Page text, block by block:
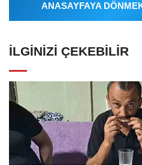
ANASAYFAYA
İLGINIZI ÇEKEBILIR